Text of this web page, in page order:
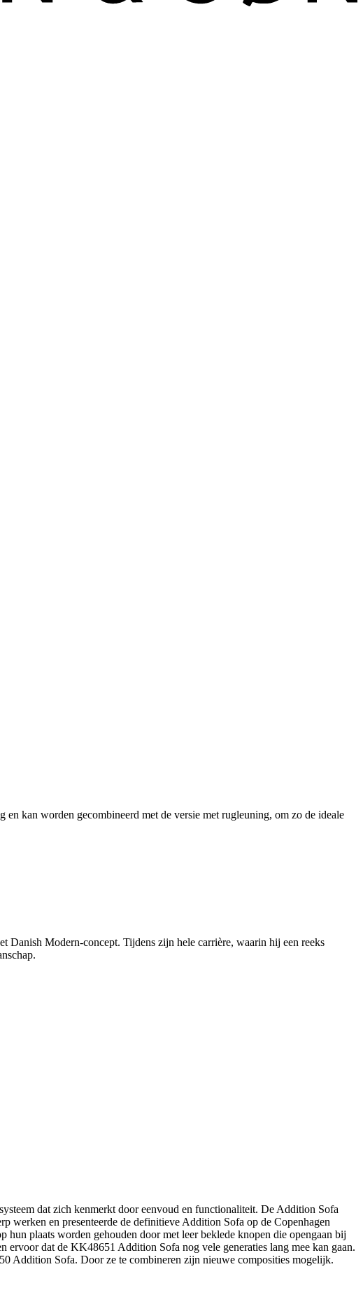
kan worden gecombineerd met de versie met rugleuning, om zo de ideale
Danish Modern-concept. Tijdens zijn hele carrière, waarin hij een reeks
dat zich kenmerkt door eenvoud en functionaliteit. De Addition Sofa
en presenteerde de definitieve Addition Sofa op de Copenhagen
plaats worden gehouden door met leer beklede knopen die opengaan bij
ervoor dat de KK48651 Addition Sofa nog vele generaties lang mee kan gaan.
Addition Sofa. Door ze te combineren zijn nieuwe composities mogelijk.